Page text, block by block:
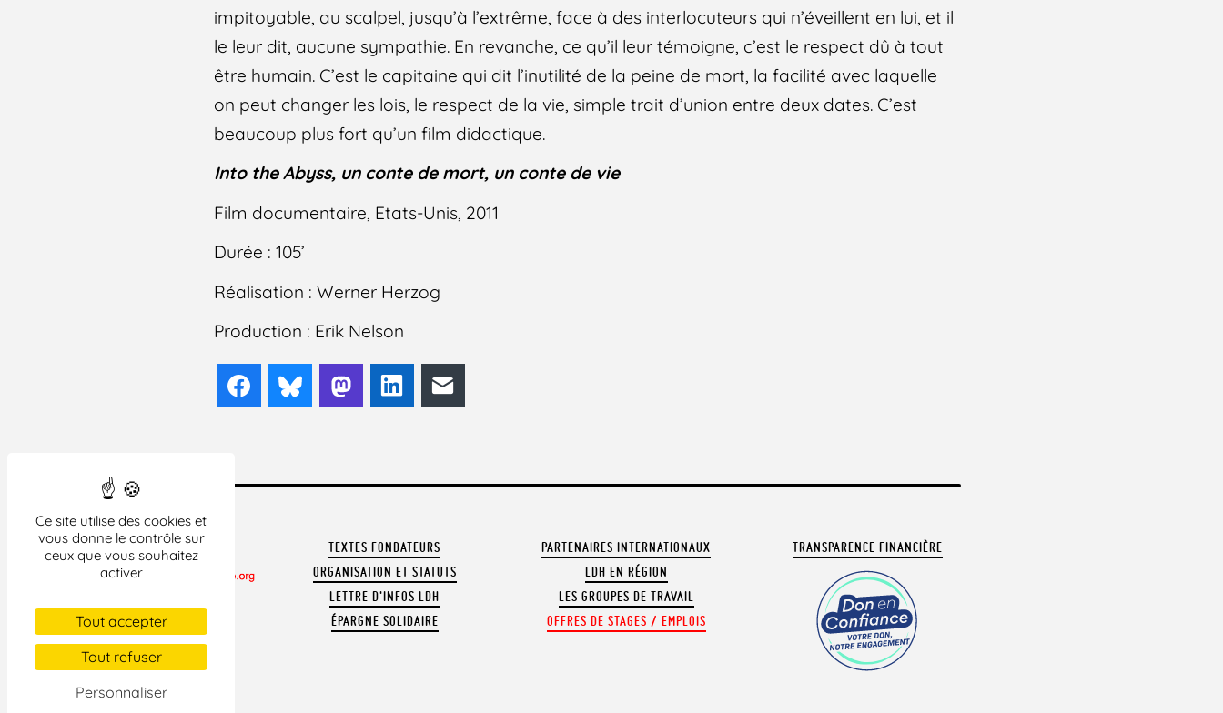
Ce site utilise des cookies et
vous donne le contrôle sur
ceux que vous souhaitez
activer
Tout accepter
Tout refuser
Personnaliser
impitoyable, au scalpel, jusqu’à l’extrême, face à des interlocuteurs qui n’éveillent en lui, et il
le leur dit, aucune sympathie. En revanche, ce qu’il leur témoigne, c’est le respect dû à tout
être humain. C’est le capitaine qui dit l’inutilité de la peine de mort, la facilité avec laquelle
on peut changer les lois, le respect de la vie, simple trait d’union entre deux dates. C’est
beaucoup plus fort qu’un film didactique.
Into the Abyss, un conte de mort, un conte de vie
Film documentaire, Etats-Unis, 2011
Durée : 105’
Réalisation : Werner Herzog
Production : Erik Nelson
FacebookBlueskyMastodonLinkedIn
CONTACTER LA LDH
REVUE DE PRESSE
ARCHIVES
TEXTES FONDATEURS
ORGANISATION ET STATUTS
LETTRE D'INFOS LDH
ÉPARGNE SOLIDAIRE
PARTENAIRES INTERNATIONAUX
LDH EN RÉGION
LES GROUPES DE TRAVAIL
OFFRES DE STAGES / EMPLOIS
TRANSPARENCE FINANCIÈRE